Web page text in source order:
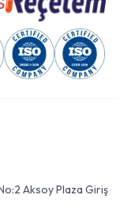
Aksoy Plaza Giriş